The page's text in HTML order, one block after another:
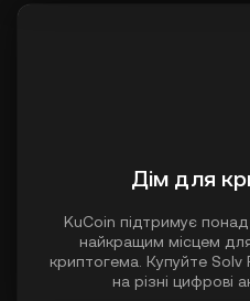
Дім для
KuCoin підтримує
найкращим місцем
криптогема. Купуйте
на різні цифрові